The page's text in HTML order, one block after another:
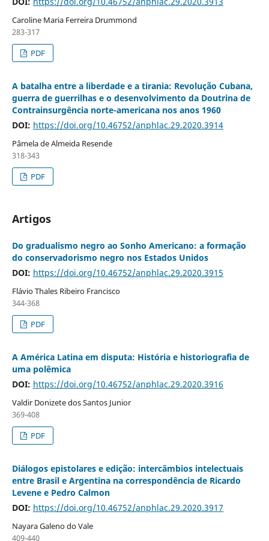
Caroline Maria Ferreira Drummond
283-317
PDF
A batalha entre a liberdade e a tirania: Revolução Cubana,
guerra de guerrilhas e o desenvolvimento da Doutrina de
Contrainsurgência norte-americana nos anos 1960
DOI: https://doi.org/10.46752/anphlac.29.2020.3914
Pâmela de Almeida Resende
318-343
PDF
Artigos
Do gradualismo negro ao Sonho Americano: a formação
do conservadorismo negro nos Estados Unidos
DOI: https://doi.org/10.46752/anphlac.29.2020.3915
Flávio Thales Ribeiro Francisco
344-368
PDF
A América Latina em disputa: História e historiografia de
uma polêmica
DOI: https://doi.org/10.46752/anphlac.29.2020.3916
Valdir Donizete dos Santos Junior
369-408
PDF
Diálogos epistolares e edição: intercâmbios intelectuais
entre Brasil e Argentina na correspondência de Ricardo
Levene e Pedro Calmon
DOI: https://doi.org/10.46752/anphlac.29.2020.3917
Nayara Galeno do Vale
409-440